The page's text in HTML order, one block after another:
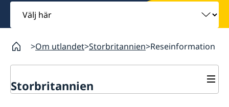
Välj
här
Om utlandet Storbritannien Reseinformation
Storbritannien